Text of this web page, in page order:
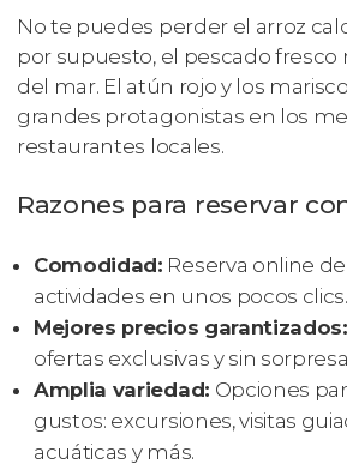
No te puedes perder el arroz
por supuesto, el pescado fresco
del mar. El atún rojo y los
grandes protagonistas en los
restaurantes locales.
Razones para reservar
Comodidad: Reserva online
actividades en unos pocos clics.
Mejores precios garantizados:
ofertas exclusivas y sin
Amplia variedad: Opciones
gustos: excursiones, visitas
acuáticas y más.